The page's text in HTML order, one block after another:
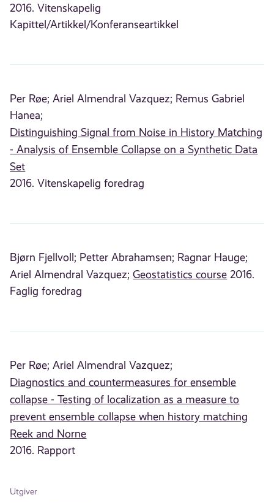
2016. Vitenskapelig
Kapittel/Artikkel/Konferanseartikkel
Per Røe; Ariel Almendral Vazquez; Remus Gabriel
Hanea;
Distinguishing Signal from Noise in History Matching
- Analysis of Ensemble Collapse on a Synthetic Data
Set
2016. Vitenskapelig foredrag
Bjørn Fjellvoll; Petter Abrahamsen; Ragnar Hauge;
Ariel Almendral Vazquez; Geostatistics course 2016.
Faglig foredrag
Per Røe; Ariel Almendral Vazquez;
Diagnostics and countermeasures for ensemble
collapse - Testing of localization as a measure to
prevent ensemble collapse when history matching
Reek and Norne
2016. Rapport
Utgiver